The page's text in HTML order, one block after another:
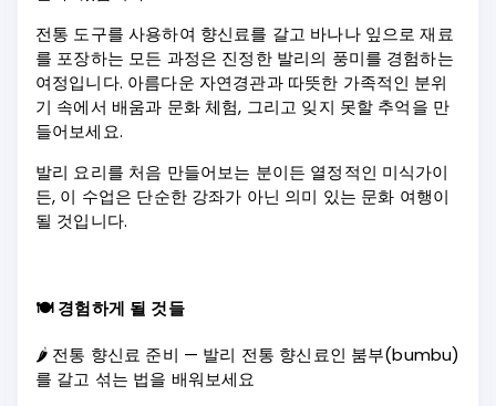
전통 도구를 사용하여 향신료를 갈고 바나나 잎으로 재료
를 포장하는 모든 과정은 진정한 발리의 풍미를 경험하는
여정입니다. 아름다운 자연경관과 따뜻한 가족적인 분위
기 속에서 배움과 문화 체험, 그리고 잊지 못할 추억을 만
들어보세요.
발리 요리를 처음 만들어보는 분이든 열정적인 미식가이
든, 이 수업은 단순한 강좌가 아닌 의미 있는 문화 여행이
될 것입니다.
🍽️ 경험하게 될 것들
🌶️ 전통 향신료 준비 — 발리 전통 향신료인 붐부(bumbu)
를 갈고 섞는 법을 배워보세요